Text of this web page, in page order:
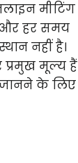
मीटिंग
और हर समय
नहीं है।
प्रमुख मूल्य हैं
जानने के लिए